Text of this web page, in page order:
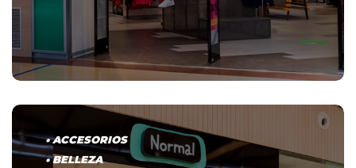
• ACCESORIOS
• BELLEZA